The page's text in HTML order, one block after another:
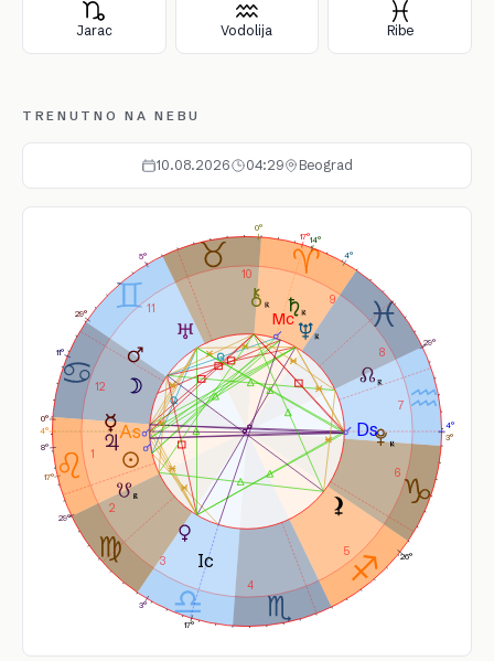
Jarac Vodolija Ribe
TRENUTNO NA NEBU
10.08.2026 04:29 Beograd
1
2
3
4
5
6
7
8
9
10
11
12
17°
11°
0°
3°
29°
8°
14°
5°
4°
3°
29°
0°
4°
17°
4°
17°
26°
29°